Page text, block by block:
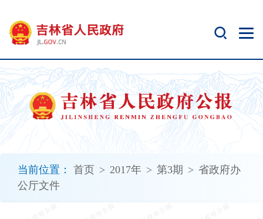
当前位置： 首页 > 2017年 > 第3期 > 省政府办
公厅文件
开
无
障
碍
说
明
加